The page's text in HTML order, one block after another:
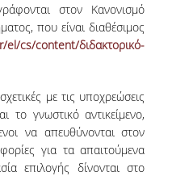
στον Κανονισμό
που είναι διαθέσιμος
cs/content/διδακτορικό-
με τις υποχρεώσεις
γνωστικό αντικείμενο,
να απευθύνονται στον
για τα απαιτούμενα
επιλογής δίνονται στο